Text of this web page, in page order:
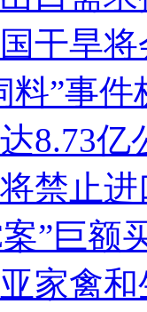
干旱
料”事件
8.73亿
禁止
”巨额
家禽